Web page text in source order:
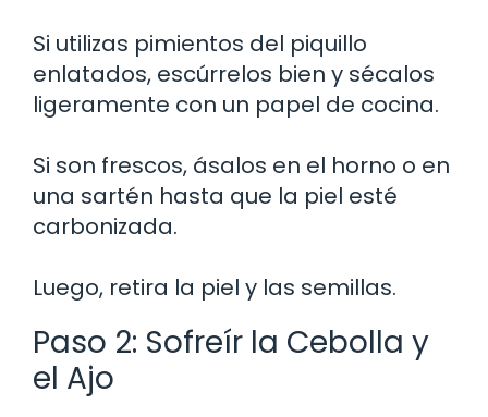
Si utilizas pimientos del piquillo
enlatados, escúrrelos bien y sécalos
ligeramente con un papel de cocina.
Si son frescos, ásalos en el horno o en
una sartén hasta que la piel esté
carbonizada.
Luego, retira la piel y las semillas.
Paso 2: Sofreír la Cebolla y
el Ajo